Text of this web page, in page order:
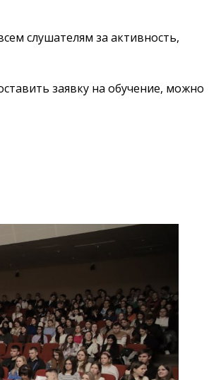
слушателям за активность,
заявку на обучение, можно